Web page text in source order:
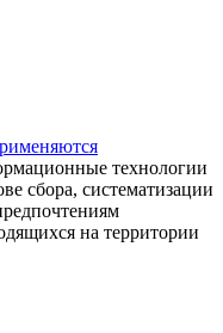
технологии
сбора, систематизации
на территории